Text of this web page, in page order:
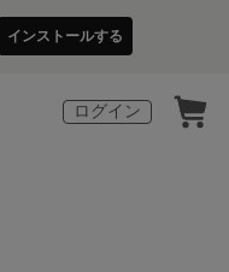
インストールする
ログイン